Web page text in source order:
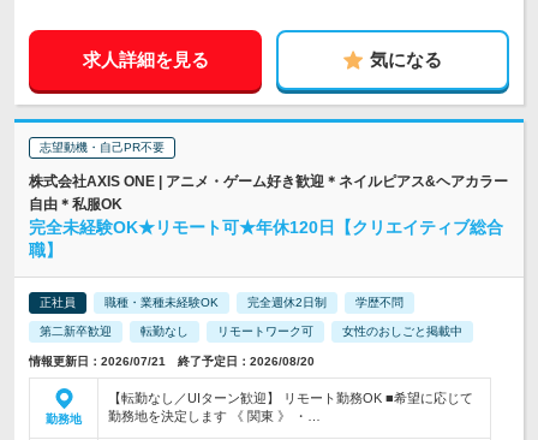
求人詳細を見る 気になる
志望動機・自己PR不要
株式会社AXIS ONE | アニメ・ゲーム好き歓迎＊ネイルピアス&ヘアカラー
自由＊私服OK
完全未経験OK★リモート可★年休120日【クリエイティブ総合
職】
正社員 職種・業種未経験OK 完全週休2日制 学歴不問
第二新卒歓迎 転勤なし リモートワーク可 女性のおしごと掲載中
情報更新日：2026/07/21 終了予定日：2026/08/20
勤務地
【転勤なし／UIターン歓迎】 リモート勤務OK ■希望に応じて
勤務地を決定します 《 関東 》 ・…